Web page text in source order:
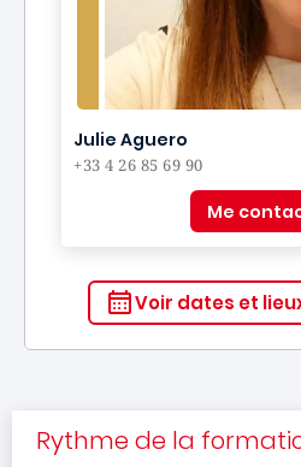
Julie Aguero
+33 4 26 85 69 90
Me
Voir dates et
Rythme de la